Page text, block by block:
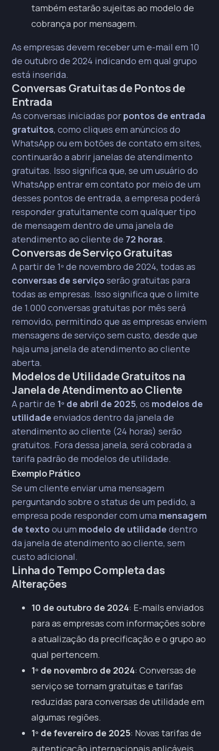
também estarão sujeitas ao modelo de
cobrança por mensagem.
As empresas devem receber um e-mail em 10
de outubro de 2024 indicando em qual grupo
está inserida.
Conversas Gratuitas de Pontos de
Entrada
As conversas iniciadas por pontos de entrada
gratuitos, como cliques em anúncios do
WhatsApp ou em botões de contato em sites,
continuarão a abrir janelas de atendimento
gratuitas. Isso significa que, se um usuário do
WhatsApp entrar em contato por meio de um
desses pontos de entrada, a empresa poderá
responder gratuitamente com qualquer tipo
de mensagem dentro de uma janela de
atendimento ao cliente de 72 horas.
Conversas de Serviço Gratuitas
A partir de 1º de novembro de 2024, todas as
conversas de serviço serão gratuitas para
todas as empresas. Isso significa que o limite
de 1.000 conversas gratuitas por mês será
removido, permitindo que as empresas enviem
mensagens de serviço sem custo, desde que
haja uma janela de atendimento ao cliente
aberta.
Modelos de Utilidade Gratuitos na
Janela de Atendimento ao Cliente
A partir de 1º de abril de 2025, os modelos de
utilidade enviados dentro da janela de
atendimento ao cliente (24 horas) serão
gratuitos. Fora dessa janela, será cobrada a
tarifa padrão de modelos de utilidade.
Exemplo Prático
Se um cliente enviar uma mensagem
perguntando sobre o status de um pedido, a
empresa pode responder com uma mensagem
de texto ou um modelo de utilidade dentro
da janela de atendimento ao cliente, sem
custo adicional.
Linha do Tempo Completa das
Alterações
10 de outubro de 2024: E-mails enviados
para as empresas com informações sobre
a atualização da precificação e o grupo ao
qual pertencem.
1º de novembro de 2024: Conversas de
serviço se tornam gratuitas e tarifas
reduzidas para conversas de utilidade em
algumas regiões.
1º de fevereiro de 2025: Novas tarifas de
autenticação internacionais aplicáveis